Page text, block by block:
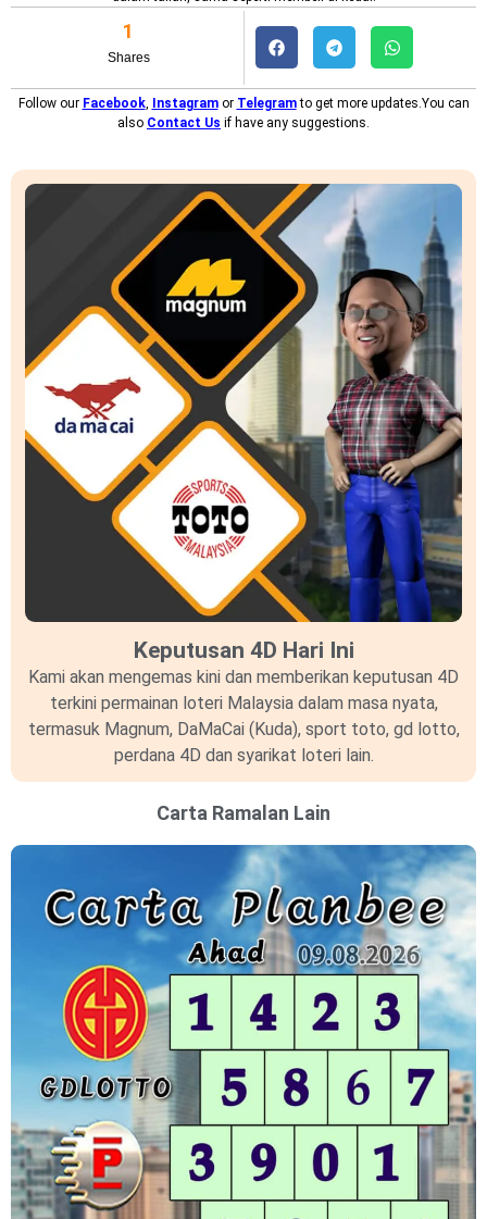
Shares
1
Follow our Facebook, Instagramor Telegramto get more updates.You can
also Contact Us if have any suggestions.
Keputusan 4D Hari Ini
Kami akan mengemas kini dan memberikan keputusan 4D
terkini permainan loteri Malaysia dalam masa nyata,
termasuk Magnum, DaMaCai (Kuda), sport toto, gd lotto,
perdana 4D dan syarikat loteri lain.
Carta Ramalan Lain